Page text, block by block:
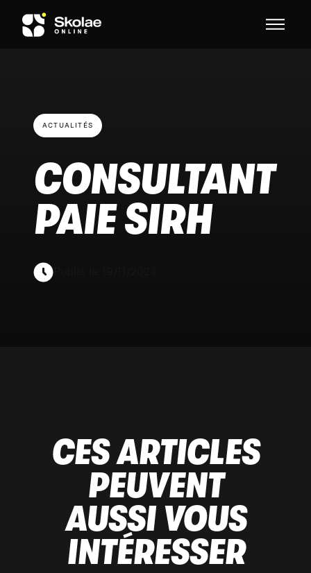
Skip to content
ACTUALITÉS
CONSULTANT
PAIE SIRH
CES ARTICLES
PEUVENT
AUSSI VOUS
INTÉRESSER